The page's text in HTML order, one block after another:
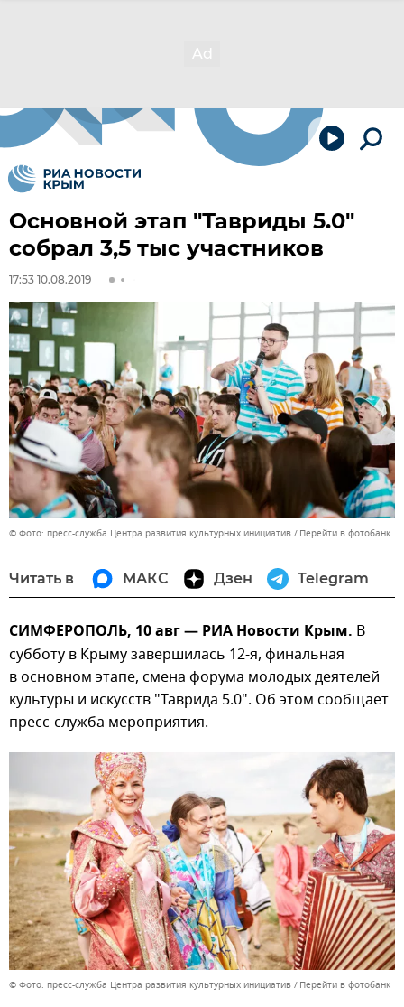
Основной этап "Тавриды 5.0"
собрал 3,5 тыс участников
17:53 10.08.2019
© Фото: пресс-служба Центра развития культурных инициатив Перейти в фотобанк
Читать в МАКС Дзен Telegram
СИМФЕРОПОЛЬ, 10 авг — РИА Новости Крым. В
субботу в Крыму завершилась 12-я, финальная
в основном этапе, смена форума молодых деятелей
культуры и искусств "Таврида 5.0". Об этом сообщает
пресс-служба мероприятия.
© Фото: пресс-служба Центра развития культурных инициатив Перейти в фотобанк